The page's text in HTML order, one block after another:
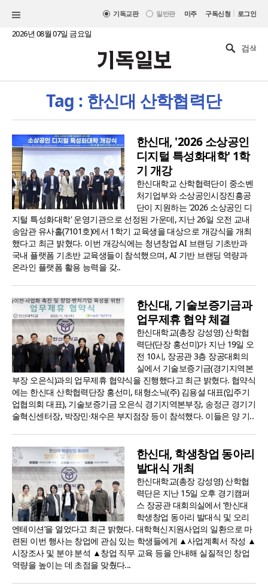
기독교판 일반판 미주 구독신청 | 로그인
2026년 08월 07일 금요일
Tag : 한신대 산학협력단
한신대, '2026 소상공인
디지털 특성화대학' 1학
기 개강
한신대학교 산학협력단이 중소벤
처기업부와 소상공인시장진흥공
단이 지원하는 '2026 소상공인 디
지털 특성화대학' 운영기관으로 선정된 가운데, 지난 26일 오전 교내
송암관 유사홀(7101호)에서 1학기 교육생을 대상으로 개강식을 개최
했다고 최근 밝혔다. 이번 개강식에는 청년창업 AI 브랜딩 기초반과
국내 플랫폼 기초반 교육생들이 참석했으며, AI 기반 브랜딩 역량과
온라인 플랫폼 활용 능력을 갖..
한신대, 기술보증기금과
업무제휴 협약 체결
한신대학교(총장 강성영) 산학협
력단(단장 홍선미)가 지난 19일 오
전 10시, 장공관 3층 장공대회의
실에서 기술보증기금(경기지역본
부장 오은식)과의 업무제휴 협약식을 진행했다고 최근 밝혔다. 협약식
에는 한신대 산학협력단장 홍선미, 태형소닉(주) 김용설 대표(입주기
업협의회 대표), 기술보증기금 오은식 경기지역본부장, 송정근 경기기
술혁신센터장, 박장민·채수은 부지점장 등이 참석했다. 이들은 양 기..
한신대, 학생창업 동아리
발대식 개최
한신대학교(총장 강성영) 산학협
력단은 지난 15일 오후 경기캠퍼
스 장공관 대회의실에서 ‘한신대
학생창업 동아리 발대식 및 오리
엔테이션’을 열었다고 최근 밝혔다. 대학혁신지원사업의 일환으로 마
련된 이번 행사는 창업에 관심 있는 학생들에게 ▲사업계획서 작성 ▲
시장조사 및 분야 분석 ▲창업 직무 교육 등을 안내해 실질적인 창업
역량을 높이는 데 초점을 맞췄다...